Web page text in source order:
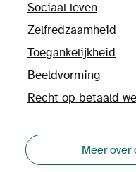
Sociaal leven
Zelfredzaamheid
Toegankelijkheid
Beeldvorming
Recht op betaald
Meer over